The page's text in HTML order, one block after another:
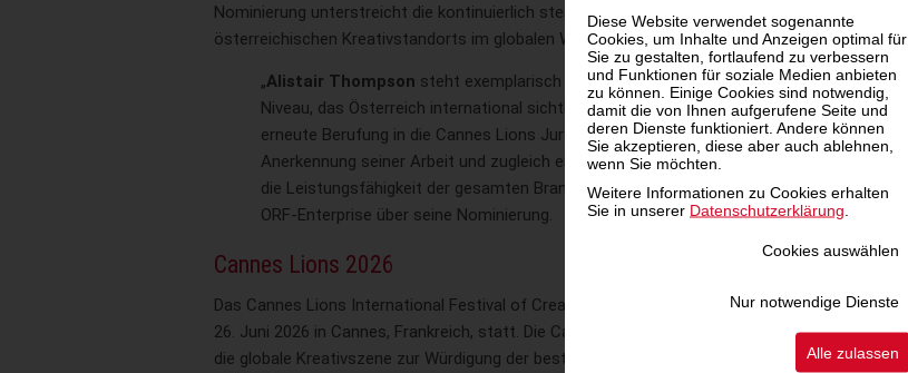
Diese Website verwendet sogenannte
Cookies, um Inhalte und Anzeigen optimal für
Sie zu gestalten, fortlaufend zu verbessern
und Funktionen für soziale Medien anbieten
zu können. Einige Cookies sind notwendig,
damit die von Ihnen aufgerufene Seite und
deren Dienste funktioniert. Andere können
Sie akzeptieren, diese aber auch ablehnen,
wenn Sie möchten.
Weitere Informationen zu Cookies erhalten
Sie in unserer Datenschutzerklärung
Cookies auswählen
Nur notwendige Dienste
Alle zulassen
Nominierung unterstreicht die kontinuierlich steigende Bedeutung des
österreichischen Kreativstandorts im globalen Wettbewerb.
„Alistair Thompson steht exemplarisch für das hohe kreative
Niveau, das Österreich international sichtbar macht. Seine
erneute Berufung in die Cannes Lions Jury ist eine verdiente
Anerkennung seiner Arbeit und zugleich ein starkes Zeichen für
die Leistungsfähigkeit der gesamten Branche“, freut sich die
ORF-Enterprise über seine Nominierung.
Cannes Lions 2026
Das Cannes Lions International Festival of Creativity findet heuer von 22. bis
26. Juni 2026 in Cannes, Frankreich, statt. Die Cannes Lions vereinen jährlich
die globale Kreativszene zur Würdigung der besten Ideen und Konzepte